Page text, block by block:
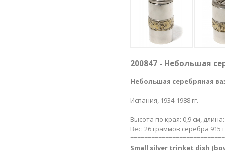
200847 - Небольшая
Небольшая серебряная
Испания, 1934-1988 гг.
Высота по края: 0,9 см,
Вес: 26 граммов серебра 915
Small silver trinket dish